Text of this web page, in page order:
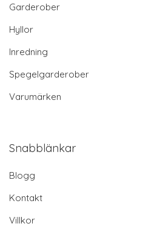
Garderober
Hyllor
Inredning
Spegelgarderober
Varumärken
Snabblänkar
Blogg
Kontakt
Villkor